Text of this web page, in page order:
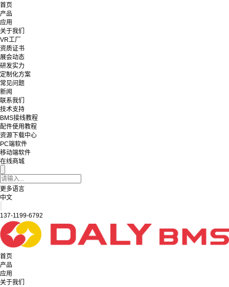
首页
产品
应用
关于我们
VR工厂
资质证书
展会动态
研发实力
定制化方案
常见问题
新闻
联系我们
技术支持
BMS接线教程
配件使用教程
资源下载中心
PC端软件
移动端软件
在线商城
更多语言
中文
137-1199-6792
首页
产品
应用
关于我们